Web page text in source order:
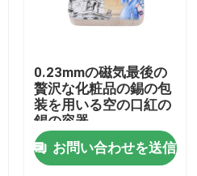
0.23mmの磁気最後の
贅沢な化粧品の錫の包
装を用いる空の口紅の
錫の容器
お問い合わせを送信